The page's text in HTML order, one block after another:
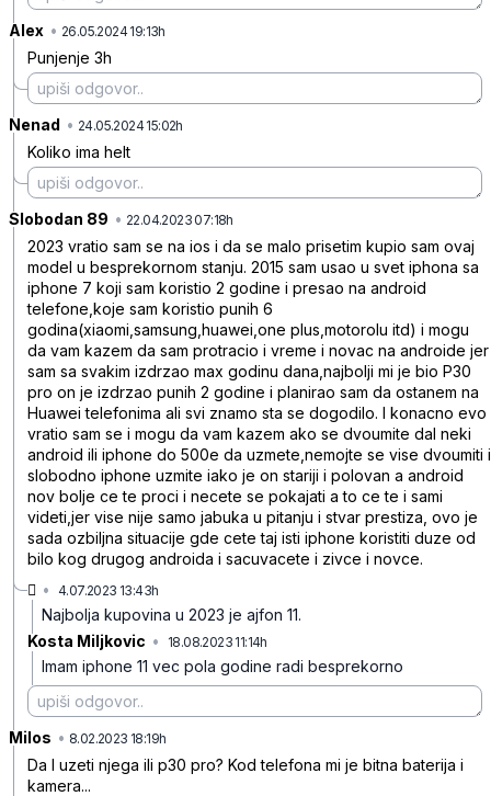
Alex • 26.05.2024 19:13h
Punjenje 3h
Nenad • 24.05.2024 15:02h
Koliko ima helt
Slobodan 89 • 22.04.2023 07:18h
2023 vratio sam se na ios i da se malo prisetim kupio sam ovaj
model u besprekornom stanju. 2015 sam usao u svet iphona sa
iphone 7 koji sam koristio 2 godine i presao na android
telefone,koje sam koristio punih 6
godina(xiaomi,samsung,huawei,one plus,motorolu itd) i mogu
da vam kazem da sam protracio i vreme i novac na androide jer
sam sa svakim izdrzao max godinu dana,najbolji mi je bio P30
pro on je izdrzao punih 2 godine i planirao sam da ostanem na
Huawei telefonima ali svi znamo sta se dogodilo. I konacno evo
vratio sam se i mogu da vam kazem ako se dvoumite dal neki
android ili iphone do 500e da uzmete,nemojte se vise dvoumiti i
slobodno iphone uzmite iako je on stariji i polovan a android
nov bolje ce te proci i necete se pokajati a to ce te i sami
videti,jer vise nije samo jabuka u pitanju i stvar prestiza, ovo je
sada ozbiljna situacije gde cete taj isti iphone koristiti duze od
bilo kog drugog androida i sacuvacete i zivce i novce.
 • 4.07.2023 13:43h
Najbolja kupovina u 2023 je ajfon 11.
Kosta Miljkovic • 18.08.2023 11:14h
Imam iphone 11 vec pola godine radi besprekorno
Milos • 8.02.2023 18:19h
Da l uzeti njega ili p30 pro? Kod telefona mi je bitna baterija i
kamera...